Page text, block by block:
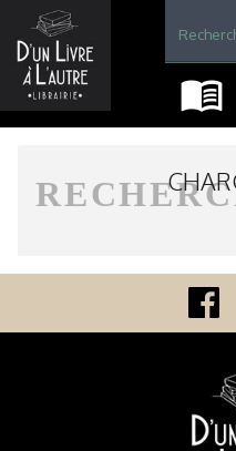
Librairie D'un livre à l'autre -
menu_book